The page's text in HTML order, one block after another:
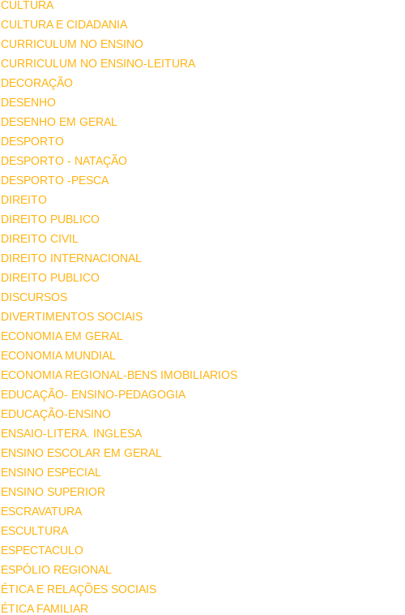
CULTURA
CULTURA E CIDADANIA
CURRICULUM NO ENSINO
CURRICULUM NO ENSINO-LEITURA
DECORAÇÃO
DESENHO
DESENHO EM GERAL
DESPORTO
DESPORTO - NATAÇÃO
DESPORTO -PESCA
DIREITO
DIREITO PUBLICO
DIREITO CIVIL
DIREITO INTERNACIONAL
DIREITO PUBLICO
DISCURSOS
DIVERTIMENTOS SOCIAIS
ECONOMIA EM GERAL
ECONOMIA MUNDIAL
ECONOMIA REGIONAL-BENS IMOBILIARIOS
EDUCAÇÃO- ENSINO-PEDAGOGIA
EDUCAÇÃO-ENSINO
ENSAIO-LITERA. INGLESA
ENSINO ESCOLAR EM GERAL
ENSINO ESPECIAL
ENSINO SUPERIOR
ESCRAVATURA
ESCULTURA
ESPECTACULO
ESPÓLIO REGIONAL
ÉTICA E RELAÇÕES SOCIAIS
ÉTICA FAMILIAR